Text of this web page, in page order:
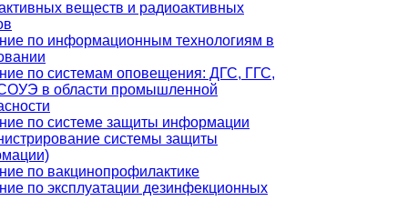
веществ и радиоактивных
по информационным технологиям в
по системам оповещения: ДГС, ГГС,
в области промышленной
по системе защиты информации
системы защиты
по вакцинопрофилактике
по эксплуатации дезинфекционных